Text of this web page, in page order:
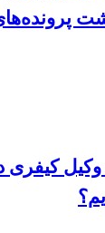
پرونده‌های
کیفری